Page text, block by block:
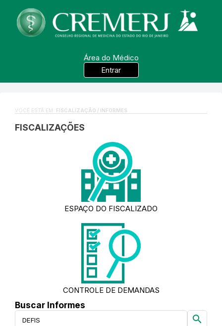
Área do Médico
Entrar
VOCÊ ESTÁ EM: FISCALIZAÇÃO / INFORMES
FISCALIZAÇÕES
ESPAÇO DO FISCALIZADO
CONTROLE DE DEMANDAS
Buscar Informes
search